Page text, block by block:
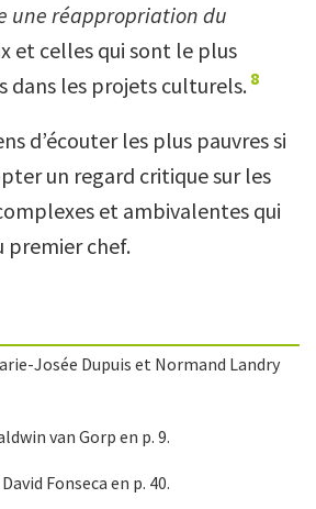
une réappropriation du
et celles qui sont le plus
dans les projets culturels. 8
d’écouter les plus pauvres si
un regard critique sur les
et ambivalentes qui
premier chef.
Josée Dupuis et Normand Landry
van Gorp en p. 9.
Fonseca en p. 40.